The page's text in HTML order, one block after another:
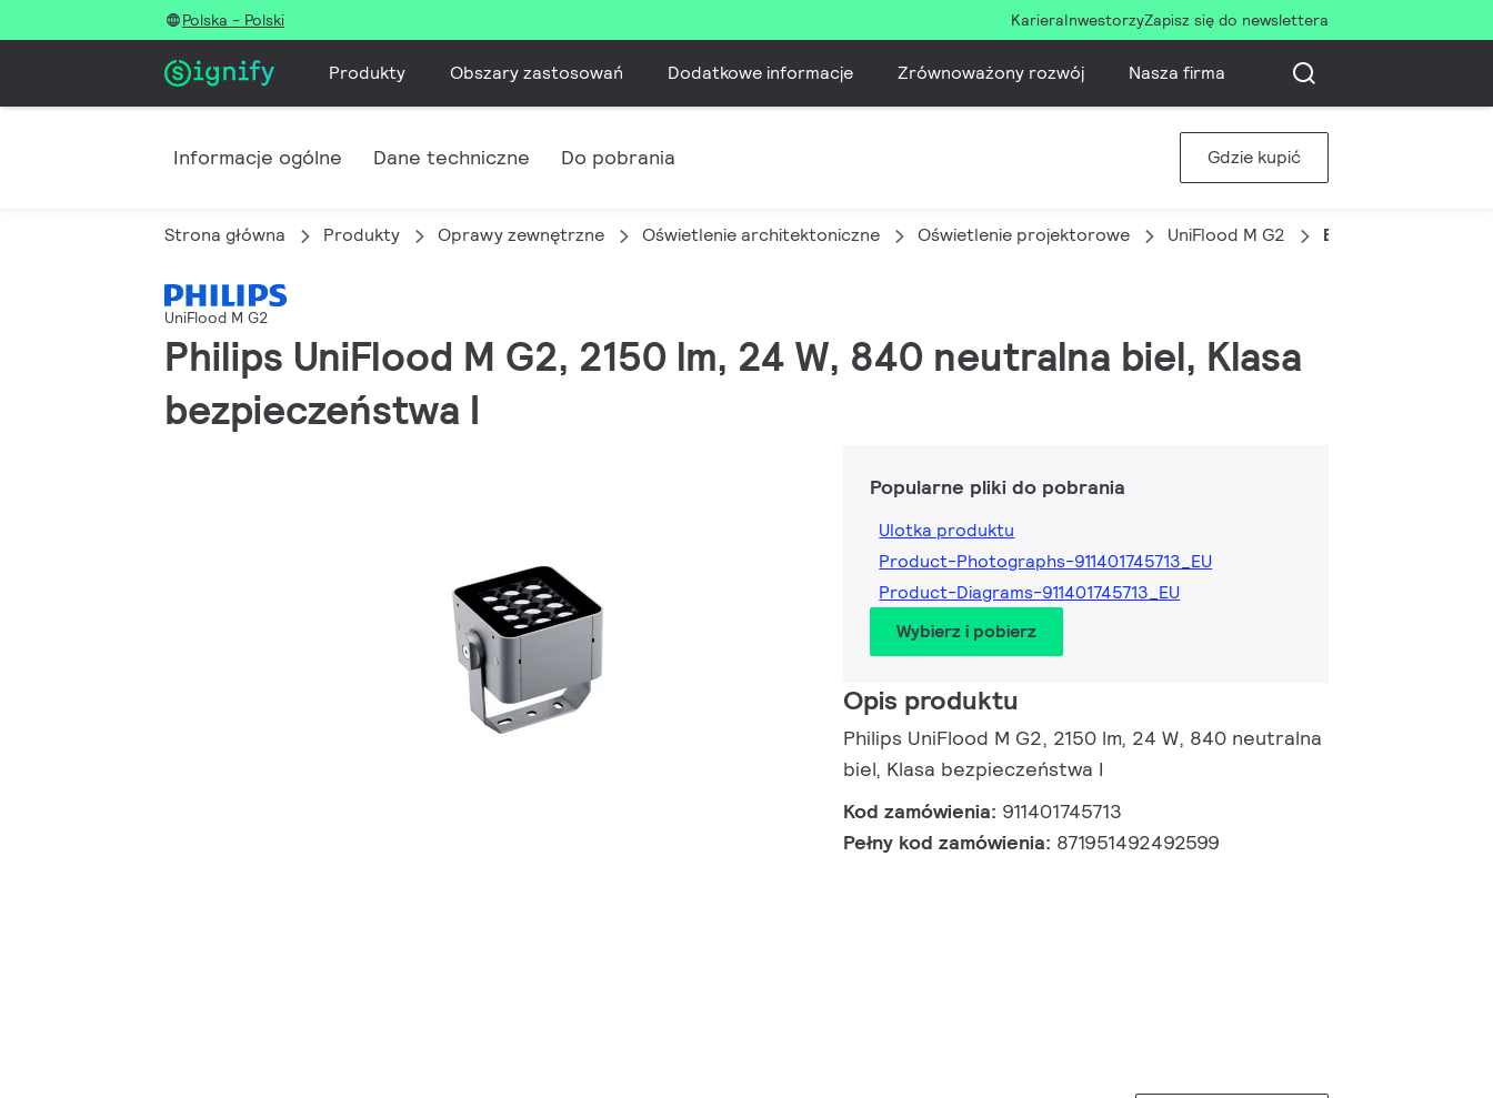
Polska - Polski KarieraInwestorzyZapisz się do newslettera
Produkty Obszary zastosowań Dodatkowe informacje Zrównoważony rozwój Nasza firma
Informacje ogólne Dane techniczne Do pobrania Gdzie kupić
Strona główna Produkty Oprawy zewnętrzne Oświetlenie architektoniczne Oświetlenie projektorowe UniFlood M G2 BVP353 12LED 40K
UniFlood M G2
Philips UniFlood M G2, 2150 lm, 24 W, 840 neutralna biel, Klasa
bezpieczeństwa I
Popularne pliki do pobrania
Ulotka produktu
Product-Photographs-911401745713_EU
Product-Diagrams-911401745713_EU
Wybierz i pobierz
Opis produktu
Philips UniFlood M G2, 2150 lm, 24 W, 840 neutralna
biel, Klasa bezpieczeństwa I
Kod zamówienia: 911401745713
Pełny kod zamówienia: 871951492492599